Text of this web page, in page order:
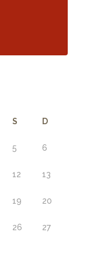
S D
5 6
12 13
19 20
26 27